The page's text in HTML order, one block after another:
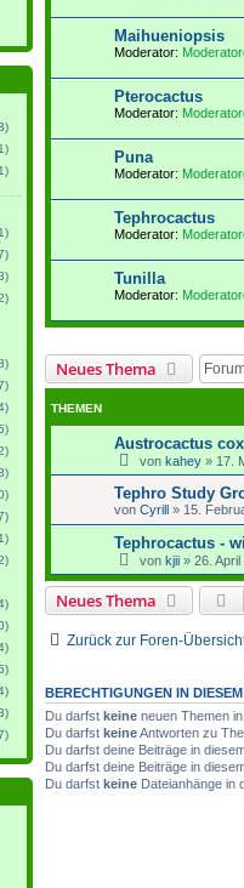
Maihueniopsis
Moderator:
Pterocactus
Moderator:
Puna
Moderator:
Tephrocactus
Moderator:
Tunilla
Moderator:
Neues Thema
THEMEN
Austrocactus
von kahey » 17.
Tephro Study
von Cyrill » 15.
Tephrocactus -
von kjii » 26. April
Neues Thema
Zurück zur Foren-
BERECHTIGUNGEN IN
Du darfst keine neuen Themen
Du darfst keineAntworten zu
Du darfst deine Beiträge in
Du darfst deine Beiträge in
Du darfst keine Dateianhänge in